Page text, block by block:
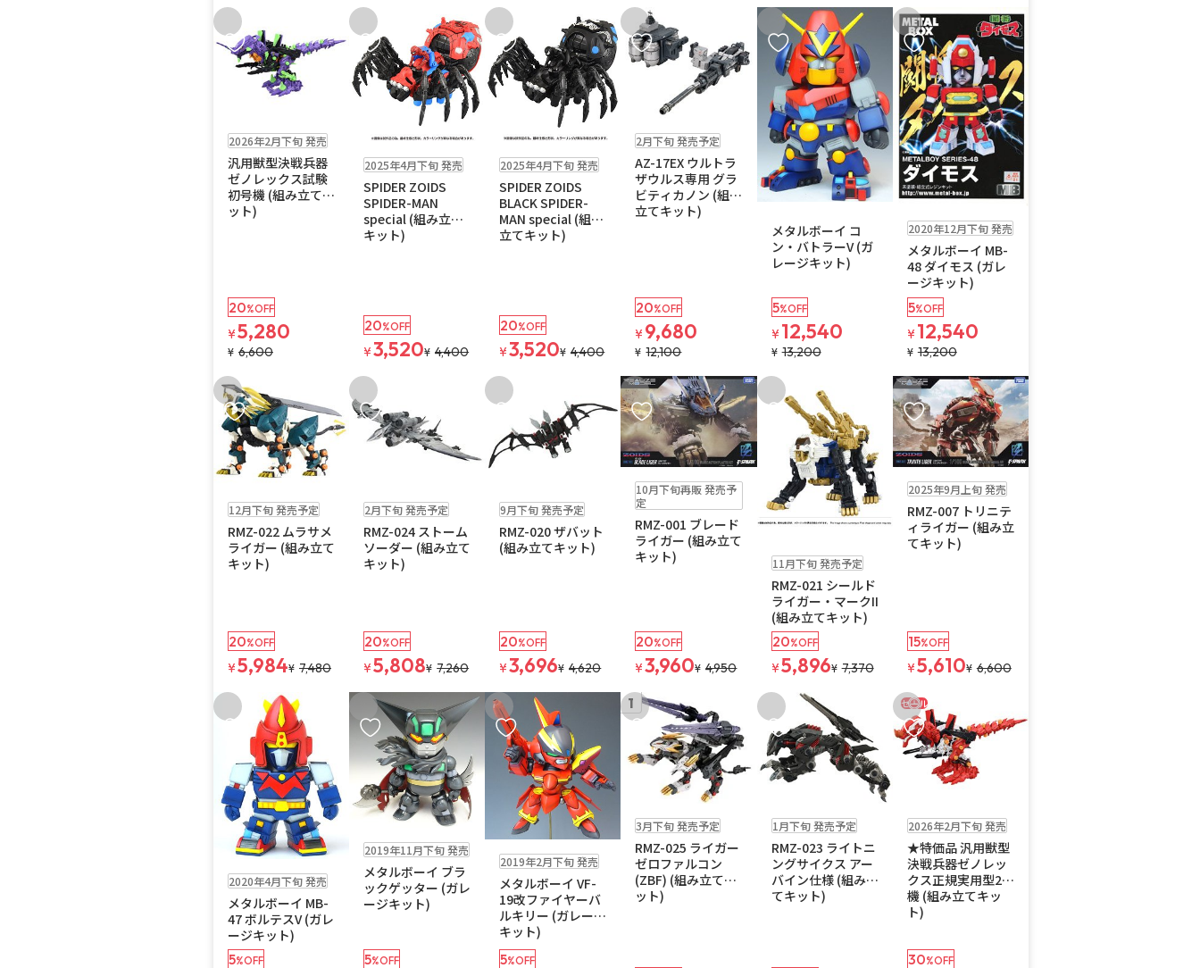
お気に入りに追加
2026年2月下旬 発売
汎用獣型決戦兵器
ゼノレックス試験
初号機 (組み立てキ
ット)
20%OFF
¥5,280
¥ 6,600
お気に入りに追加
2025年4月下旬 発売
SPIDER ZOIDS
SPIDER-MAN
special (組み立て
キット)
20%OFF
¥3,520¥ 4,400
お気に入りに追加
2025年4月下旬 発売
SPIDER ZOIDS
BLACK SPIDER-
MAN special (組み
立てキット)
20%OFF
¥3,520¥ 4,400
お気に入りに追加
2月下旬 発売予定
AZ-17EX ウルトラ
ザウルス専用 グラ
ビティカノン (組み
立てキット)
20%OFF
¥ 9,680
¥ 12,100
お気に入りに追加
メタルボーイ コ
ン・バトラーV (ガ
レージキット)
5%OFF
¥ 12,540
¥ 13,200
お気に入りに追加
2020年12月下旬 発売
メタルボーイ MB-
48 ダイモス (ガレ
ージキット)
5%OFF
¥ 12,540
¥ 13,200
お気に入りに追加
12月下旬 発売予定
RMZ-022 ムラサメ
ライガー (組み立て
キット)
20%OFF
¥5,984¥ 7,480
お気に入りに追加
2月下旬 発売予定
RMZ-024 ストーム
ソーダー (組み立て
キット)
20%OFF
¥5,808¥ 7,260
お気に入りに追加
9月下旬 発売予定
RMZ-020 ザバット
(組み立てキット)
20%OFF
¥3,696¥ 4,620
お気に入りに追加
10月下旬再販 発売予
定
RMZ-001 ブレード
ライガー (組み立て
キット)
20%OFF
¥3,960¥ 4,950
お気に入りに追加
11月下旬 発売予定
RMZ-021 シールド
ライガー・マークII
(組み立てキット)
20%OFF
¥5,896¥ 7,370
お気に入りに追加
2025年9月上旬 発売
RMZ-007 トリニテ
ィライガー (組み立
てキット)
15%OFF
¥5,610¥ 6,600
お気に入りに追加
2020年4月下旬 発売
メタルボーイ MB-
47 ボルテスV (ガレ
ージキット)
5%OFF
お気に入りに追加
2019年11月下旬 発売
メタルボーイ ブラ
ックゲッター (ガレ
ージキット)
5%OFF
お気に入りに追加
2019年2月下旬 発売
メタルボーイ VF-
19改ファイヤーバ
ルキリー (ガレージ
キット)
5%OFF
1
お気に入りに追加
3月下旬 発売予定
RMZ-025 ライガー
ゼロファルコン
(ZBF) (組み立てキ
ット)
お気に入りに追加
1月下旬 発売予定
RMZ-023 ライトニ
ングサイクス アー
バイン仕様 (組み立
てキット)
セール
お気に入りに追加
2026年2月下旬 発売
★特価品 汎用獣型
決戦兵器ゼノレッ
クス正規実用型2号
機 (組み立てキッ
ト)
30%OFF